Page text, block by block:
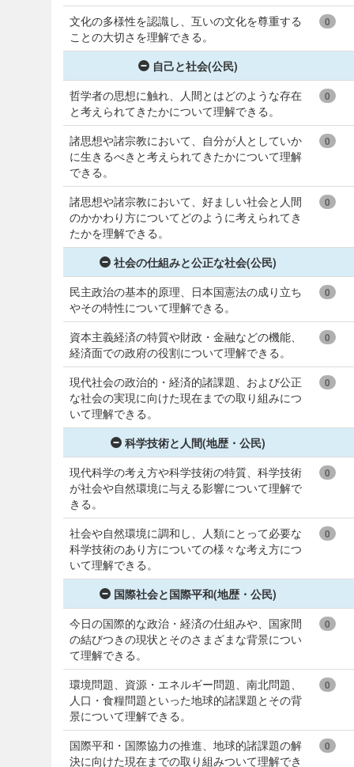
文化の多様性を認識し、互いの文化を尊重する
ことの大切さを理解できる。
0
自己と社会(公民)
哲学者の思想に触れ、人間とはどのような存在
と考えられてきたかについて理解できる。
0
諸思想や諸宗教において、自分が人としていか
に生きるべきと考えられてきたかについて理解
できる。
0
諸思想や諸宗教において、好ましい社会と人間
のかかわり方についてどのように考えられてき
たかを理解できる。
0
社会の仕組みと公正な社会(公民)
民主政治の基本的原理、日本国憲法の成り立ち
やその特性について理解できる。
0
資本主義経済の特質や財政・金融などの機能、
経済面での政府の役割について理解できる。
0
現代社会の政治的・経済的諸課題、および公正
な社会の実現に向けた現在までの取り組みにつ
いて理解できる。
0
科学技術と人間(地歴・公民)
現代科学の考え方や科学技術の特質、科学技術
が社会や自然環境に与える影響について理解で
きる。
0
社会や自然環境に調和し、人類にとって必要な
科学技術のあり方についての様々な考え方につ
いて理解できる。
0
国際社会と国際平和(地歴・公民)
今日の国際的な政治・経済の仕組みや、国家間
の結びつきの現状とそのさまざまな背景につい
て理解できる。
0
環境問題、資源・エネルギー問題、南北問題、
人口・食糧問題といった地球的諸課題とその背
景について理解できる。
0
国際平和・国際協力の推進、地球的諸課題の解
決に向けた現在までの取り組みついて理解でき
0